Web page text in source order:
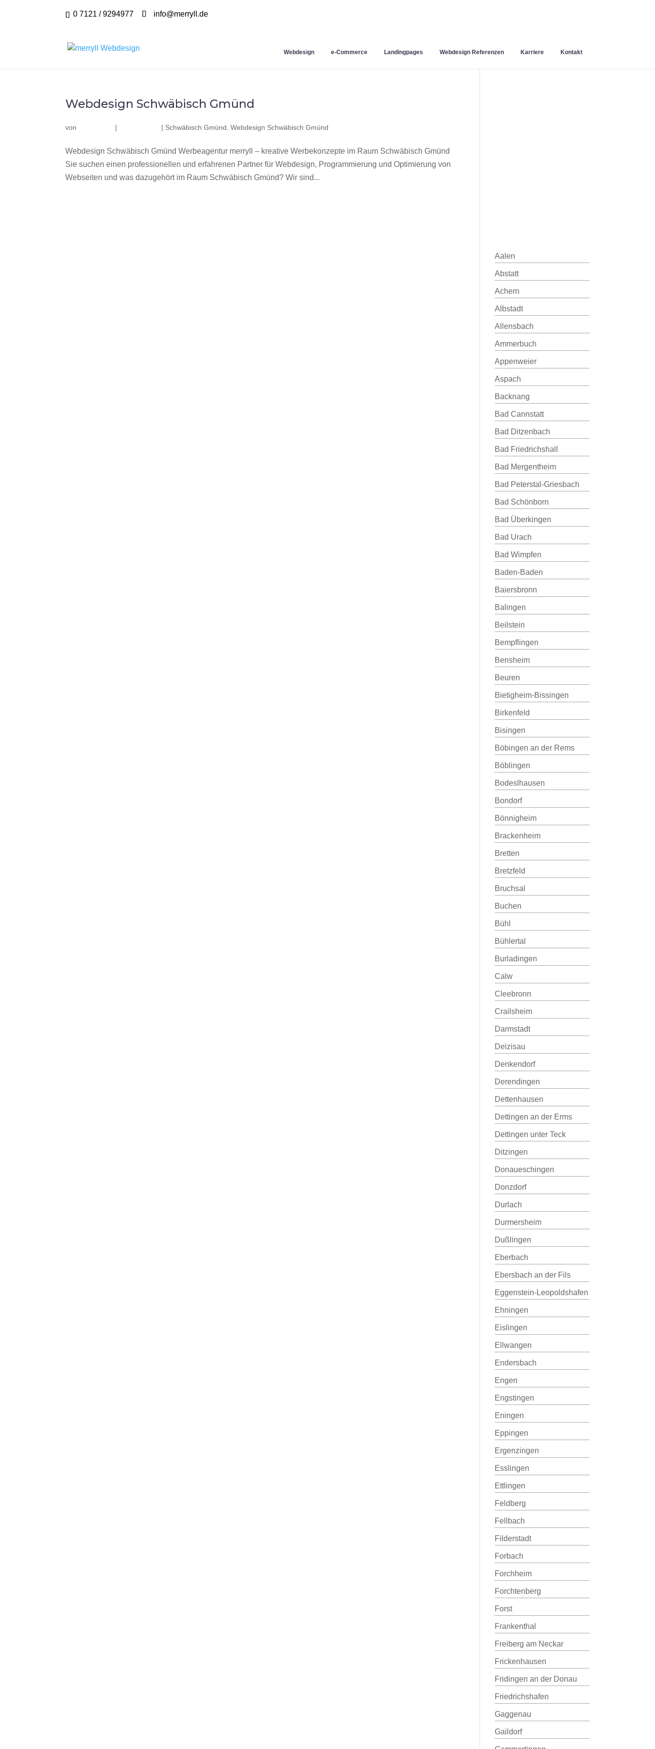
0 7121 / 9294977 info@merryll.de
Webdesign e-Commerce Landingpages Webdesign Referenzen Karriere Kontakt
Webdesign Schwäbisch Gmünd
von | | Schwäbisch Gmünd ,Webdesign Schwäbisch Gmünd
Webdesign Schwäbisch Gmünd Werbeagentur merryll – kreative Werbekonzepte im Raum Schwäbisch Gmünd
Sie suchen einen professionellen und erfahrenen Partner für Webdesign, Programmierung und Optimierung von
Webseiten und was dazugehört im Raum Schwäbisch Gmünd? Wir sind...
Aalen
Abstatt
Achern
Albstadt
Allensbach
Ammerbuch
Appenweier
Aspach
Backnang
Bad Cannstatt
Bad Ditzenbach
Bad Friedrichshall
Bad Mergentheim
Bad Peterstal-Griesbach
Bad Schönborn
Bad Überkingen
Bad Urach
Bad Wimpfen
Baden-Baden
Baiersbronn
Balingen
Beilstein
Bempflingen
Bensheim
Beuren
Bietigheim-Bissingen
Birkenfeld
Bisingen
Böbingen an der Rems
Böblingen
Bodeslhausen
Bondorf
Bönnigheim
Brackenheim
Bretten
Bretzfeld
Bruchsal
Buchen
Bühl
Bühlertal
Burladingen
Calw
Cleebronn
Crailsheim
Darmstadt
Deizisau
Denkendorf
Derendingen
Dettenhausen
Dettingen an der Erms
Dettingen unter Teck
Ditzingen
Donaueschingen
Donzdorf
Durlach
Durmersheim
Dußlingen
Eberbach
Ebersbach an der Fils
Eggenstein-Leopoldshafen
Ehningen
Eislingen
Ellwangen
Endersbach
Engen
Engstingen
Eningen
Eppingen
Ergenzingen
Esslingen
Ettlingen
Feldberg
Fellbach
Filderstadt
Forbach
Forchheim
Forchtenberg
Forst
Frankenthal
Freiberg am Neckar
Frickenhausen
Fridingen an der Donau
Friedrichshafen
Gaggenau
Gaildorf